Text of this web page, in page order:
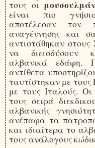
τους οι
είναι πιο
αποτέλεσαν τον
αναγέννησης και
αντιστάθηκαν στους
να διεισδύσουν
αλβανικά εδάφη.
αντίθετα
ταυτίστηκαν με τους
με τους Ιταλούς. Οι
τους σειρά
αλβανικής
ανέπαφα τα
και ιδιαίτερα το
τους ανάλογους